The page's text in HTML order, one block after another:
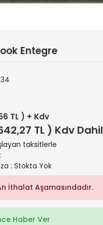
Entegre
TL ) + Kdv
TL ) Kdv Dahil
taksitlerle
: Stokta Yok
İthalat Aşamasındadır.
Haber Ver